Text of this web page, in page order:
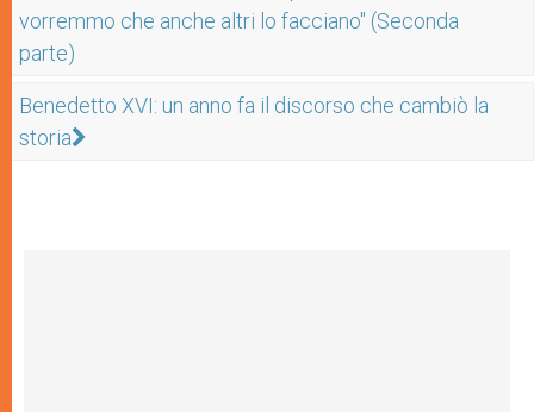
vorremmo che anche altri lo facciano" (Seconda
parte)
Benedetto XVI: un anno fa il discorso che cambiò la
storia